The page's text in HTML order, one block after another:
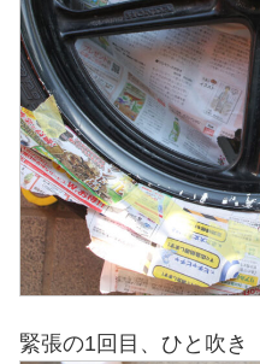
緊張の1回目、ひと吹き